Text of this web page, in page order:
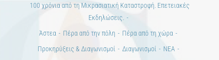
ΠΟΛΙΤΙΣΤΙΚΟΙ ΦΟΡΕΙΣ
ΧΩΡΟΙ ΤΕΧΝΗΣ ΔΗΜΟΙ
Αγγελίες
100 χρόνια από τη Μικρασιατική Καταστροφή. Επετειακές